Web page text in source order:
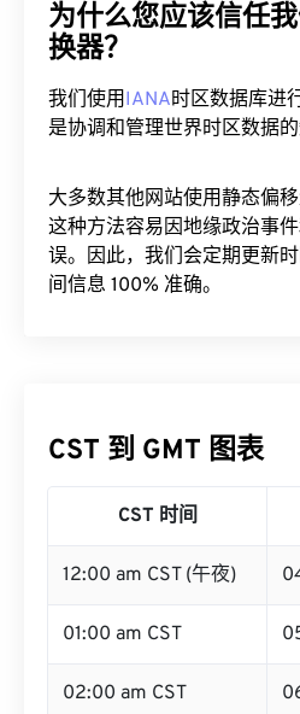
为什么您应该信任
换器？
我们使用IANA时区数据库进
是协调和管理世界时区数据
大多数其他网站使用静态偏
这种方法容易因地缘政治事
误。因此，我们会定期更新
间信息 100% 准确。
CST 到 GMT 图表
CST 时间
12:00 am CST (午夜)
01:00 am CST
02:00 am CST